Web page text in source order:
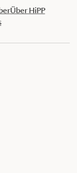
Über HiPP